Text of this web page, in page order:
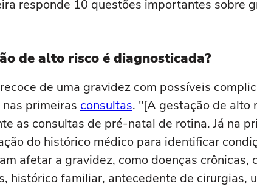
responde 10 questões importantes sobre
de alto risco é diagnosticada?
de uma gravidez com possíveis
primeiras consultas. "[A gestação de alto
as consultas de pré-natal de rotina. Já na
do histórico médico para identificar
afetar a gravidez, como doenças crônicas,
histórico familiar, antecedente de cirurgias,